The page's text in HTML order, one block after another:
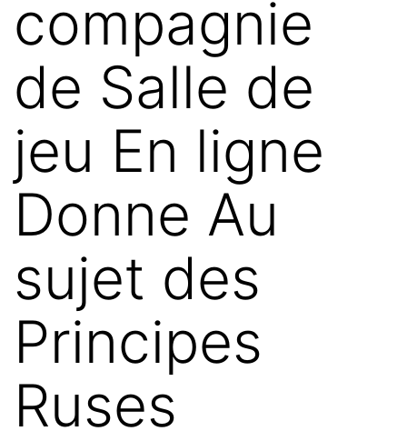
compagnie
de Salle de
jeu En ligne
Donne Au
sujet des
Principes
Ruses